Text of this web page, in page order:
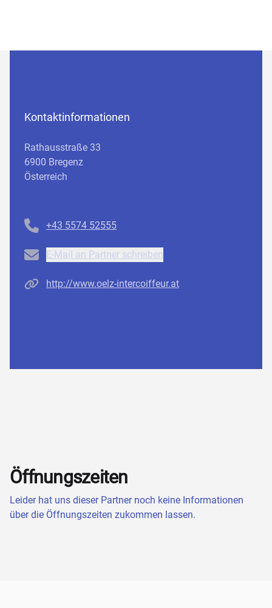
Kontaktinformationen
Rathausstraße 33
6900 Bregenz
Österreich
+43 5574 52555
EmailE-Mail an Partner schreiben
Homepagehttp://www.oelz-intercoiffeur.at
Öffnungszeiten
Leider hat uns dieser Partner noch keine Informationen
über die Öffnungszeiten zukommen lassen.